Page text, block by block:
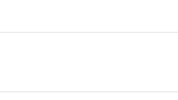
je 5 z 5 hvězdiček.
je 5 z 5 hvězdiček.